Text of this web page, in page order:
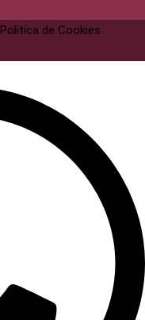
Politica de Cookies